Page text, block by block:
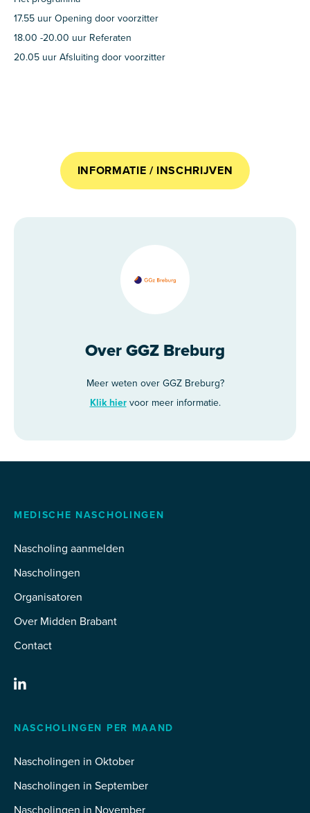
17.55 uur Opening door voorzitter
18.00 -20.00 uur Referaten
20.05 uur Afsluiting door voorzitter
INFORMATIE / INSCHRIJVEN
Over GGZ Breburg
Meer weten over GGZ Breburg?
Klik hiervoor meer informatie.
MEDISCHE NASCHOLINGEN
Nascholing aanmelden
Nascholingen
Organisatoren
Over Midden Brabant
Contact
NASCHOLINGEN PER MAAND
Nascholingen in Oktober
Nascholingen in September
Nascholingen in November